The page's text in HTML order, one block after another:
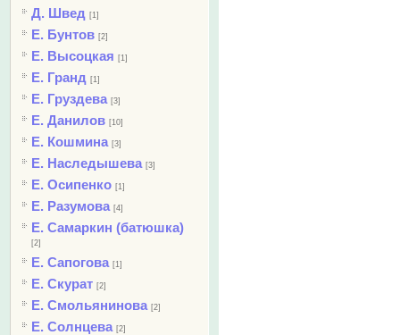
Д. Швед [1]
Е. Бунтов [2]
Е. Высоцкая [1]
Е. Гранд [1]
Е. Груздева [3]
Е. Данилов [10]
Е. Кошмина [3]
Е. Наследышева [3]
Е. Осипенко [1]
Е. Разумова [4]
Е. Самаркин (батюшка)
[2]
Е. Сапогова [1]
Е. Скурат [2]
Е. Смольянинова [2]
Е. Солнцева [2]